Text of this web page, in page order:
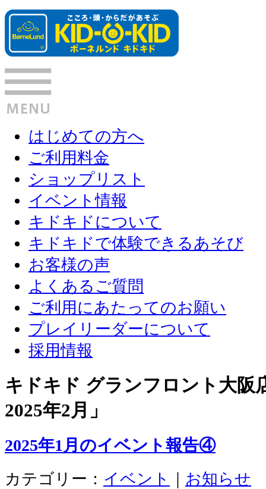
はじめての方へ
ご利用料金
ショップリスト
イベント情報
キドキドについて
キドキドで体験できるあそび
お客様の声
よくあるご質問
ご利用にあたってのお願い
プレイリーダーについて
採用情報
キドキド グランフロント大
2025年2月 」
2025年1月のイベント報告④
カテゴリー： イベント
お知らせ